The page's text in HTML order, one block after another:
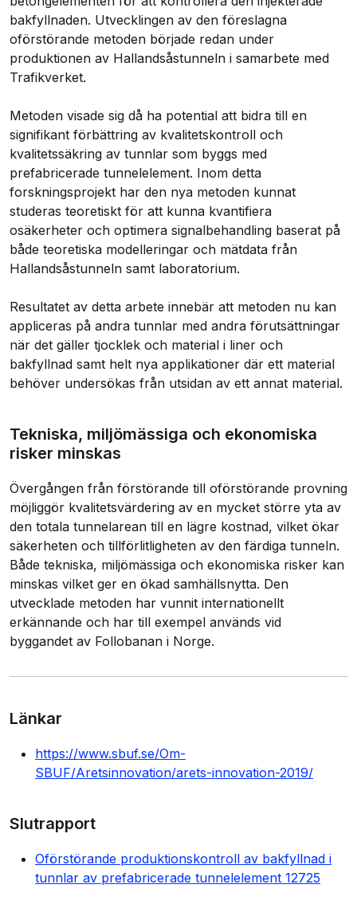
bakfyllnaden. Utvecklingen av den föreslagna
oförstörande metoden började redan under
produktionen av Hallandsåstunneln i samarbete med
Trafikverket.
Metoden visade sig då ha potential att bidra till en
signifikant förbättring av kvalitetskontroll och
kvalitetssäkring av tunnlar som byggs med
prefabricerade tunnelelement. Inom detta
forskningsprojekt har den nya metoden kunnat
studeras teoretiskt för att kunna kvantifiera
osäkerheter och optimera signalbehandling baserat på
både teoretiska modelleringar och mätdata från
Hallandsåstunneln samt laboratorium.
Resultatet av detta arbete innebär att metoden nu kan
appliceras på andra tunnlar med andra förutsättningar
när det gäller tjocklek och material i liner och
bakfyllnad samt helt nya applikationer där ett material
behöver undersökas från utsidan av ett annat material.
Tekniska, miljömässiga och ekonomiska
risker minskas
Övergången från förstörande till oförstörande provning
möjliggör kvalitetsvärdering av en mycket större yta av
den totala tunnelarean till en lägre kostnad, vilket ökar
säkerheten och tillförlitligheten av den färdiga tunneln.
Både tekniska, miljömässiga och ekonomiska risker kan
minskas vilket ger en ökad samhällsnytta. Den
utvecklade metoden har vunnit internationellt
erkännande och har till exempel används vid
byggandet av Follobanan i Norge.
Länkar
https://www.sbuf.se/Om-
SBUF/Aretsinnovation/arets-innovation-2019/
Slutrapport
Oförstörande produktionskontroll av bakfyllnad i
tunnlar av prefabricerade tunnelelement 12725